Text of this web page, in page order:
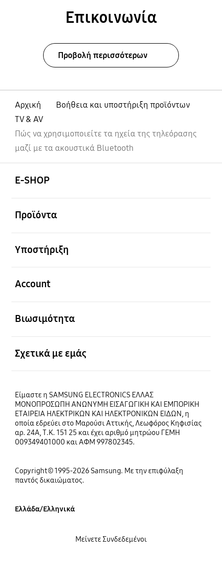
Επικοινωνία
Προβολή περισσότερων
Αρχική
Βοήθεια και υποστήριξη προϊόντων
TV & AV
Πώς να χρησιμοποιείτε τα ηχεία της τηλεόρασης
μαζί με τα ακουστικά Bluetooth
E-SHOP
Προϊόντα
Υποστήριξη
Account
Βιωσιμότητα
Σχετικά με εμάς
Είμαστε η SAMSUNG ELECTRONICS ΕΛΛΑΣ
ΜΟΝΟΠΡΟΣΩΠΗ ΑΝΩΝΥΜΗ ΕΙΣΑΓΩΓΙΚΗ ΚΑΙ ΕΜΠΟΡΙΚΗ
ΕΤΑΙΡΕΙΑ ΗΛΕΚΤΡΙΚΩΝ ΚΑΙ ΗΛΕΚΤΡΟΝΙΚΩΝ ΕΙΔΩΝ, η
οποία εδρεύει στο Μαρούσι Αττικής, Λεωφόρος Κηφισίας
αρ. 24Α, Τ.Κ. 151 25 και έχει αριθμό μητρώου ΓΕΜΗ
009349401000 και ΑΦΜ 997802345.
Copyright© 1995-2026 Samsung. Με την επιφύλαξη
παντός δικαιώματος.
Ελλάδα/Ελληνικά
Μείνετε Συνδεδεμένοι